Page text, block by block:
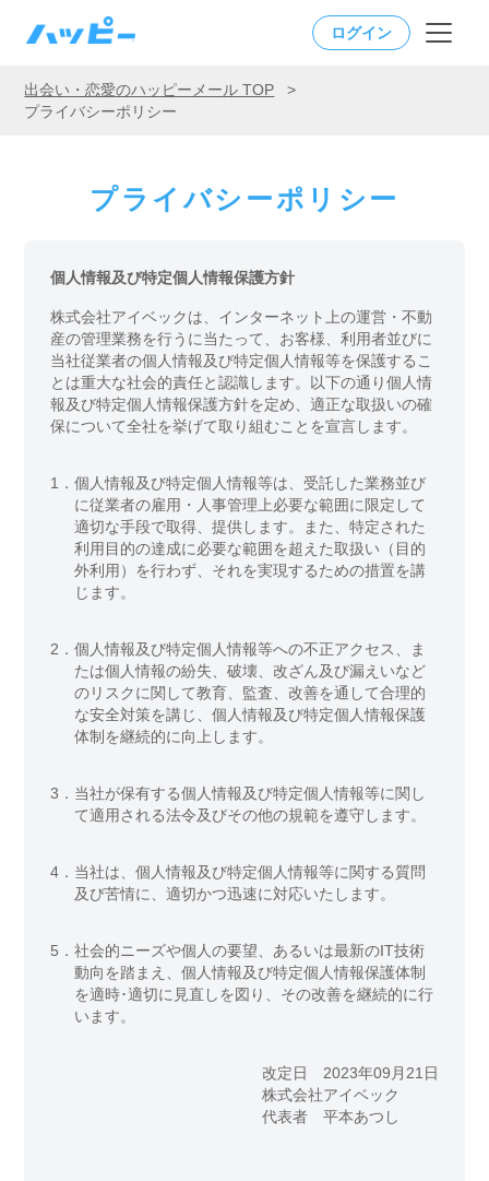
ログイン
出会い・恋愛のハッピーメール TOP
>
プライバシーポリシー
プライバシーポリシー
個人情報及び特定個人情報保護方針
株式会社アイベックは、インターネット上の運営・不動
産の管理業務を行うに当たって、お客様、利用者並びに
当社従業者の個人情報及び特定個人情報等を保護するこ
とは重大な社会的責任と認識します。以下の通り個人情
報及び特定個人情報保護方針を定め、適正な取扱いの確
保について全社を挙げて取り組むことを宣言します。
1．個人情報及び特定個人情報等は、受託した業務並び
に従業者の雇用・人事管理上必要な範囲に限定して
適切な手段で取得、提供します。また、特定された
利用目的の達成に必要な範囲を超えた取扱い（目的
外利用）を行わず、それを実現するための措置を講
じます。
2．個人情報及び特定個人情報等への不正アクセス、ま
たは個人情報の紛失、破壊、改ざん及び漏えいなど
のリスクに関して教育、監査、改善を通して合理的
な安全対策を講じ、個人情報及び特定個人情報保護
体制を継続的に向上します。
3． 当社が保有する個人情報及び特定個人情報等に関し
て適用される法令及びその他の規範を遵守します。
4． 当社は、個人情報及び特定個人情報等に関する質問
及び苦情に、適切かつ迅速に対応いたします。
5．社会的ニーズや個人の要望、あるいは最新のIT技術
動向を踏まえ、個人情報及び特定個人情報保護体制
を適時･適切に見直しを図り、その改善を継続的に行
います。
改定日 2023年09月21日
株式会社アイベック
代表者 平本あつし